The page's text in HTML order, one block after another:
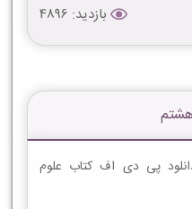
بازدید: 4896
پی دی اف کتاب علوم